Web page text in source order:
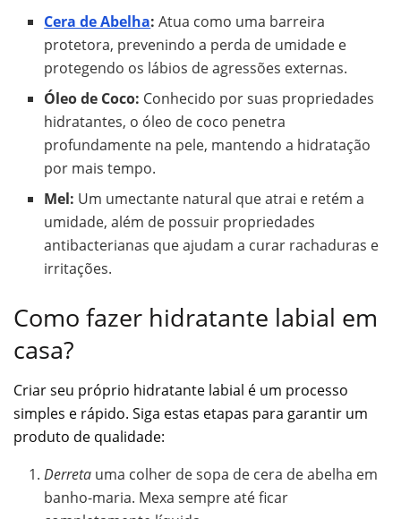
Cera de Abelha: Atua como uma barreira
protetora, prevenindo a perda de umidade e
protegendo os lábios de agressões externas.
Óleo de Coco: Conhecido por suas propriedades
hidratantes, o óleo de coco penetra
profundamente na pele, mantendo a hidratação
por mais tempo.
Mel: Um umectante natural que atrai e retém a
umidade, além de possuir propriedades
antibacterianas que ajudam a curar rachaduras e
irritações.
Como fazer hidratante labial em
casa?
Criar seu próprio hidratante labial é um processo
simples e rápido. Siga estas etapas para garantir um
produto de qualidade:
Derreta uma colher de sopa de cera de abelha em
banho-maria. Mexa sempre até ficar